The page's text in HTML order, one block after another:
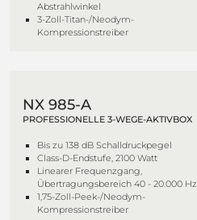
Abstrahlwinkel
3-Zoll-Titan-/Neodym-
Kompressionstreiber
NX 985-A
PROFESSIONELLE 3-WEGE-AKTIVBOX
Bis zu 138 dB Schalldruckpegel
Class-D-Endstufe, 2100 Watt
Linearer Frequenzgang,
Übertragungsbereich 40 - 20.000 Hz
1,75-Zoll-Peek-/Neodym-
Kompressionstreiber